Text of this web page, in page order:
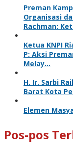
Preman
Organisasi
Rachman:
Ketua KNPI
P: Aksi
Melay…
H. Ir. Sarbi
Barat Kota
Elemen
Pos-pos